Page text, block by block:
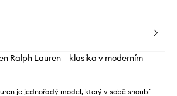
Ralph Lauren – klasika v moderním
je jednořadý model, který v sobě snoubí